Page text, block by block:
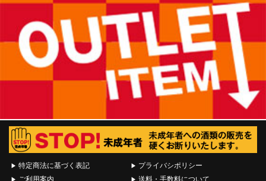
特定商法に基づく表記
ご利用案内
プライバシポリシー
送料・手数料について